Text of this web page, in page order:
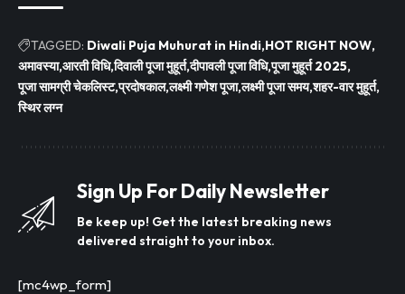
TAGGED: Diwali Puja Muhurat in Hindi HOT RIGHT NOW
अमावस्या आरती विधि दिवाली पूजा मुहूर्त दीपावली पूजा विधि पूजा मुहूर्त 2025
पूजा सामग्री चेकलिस्ट प्रदोषकाल लक्ष्मी गणेश पूजा लक्ष्मी पूजा समय शहर-वार मुहूर्त
स्थिर लग्न
Sign Up For Daily Newsletter
Be keep up! Get the latest breaking news
delivered straight to your inbox.
[mc4wp_form]